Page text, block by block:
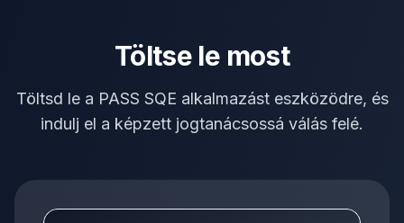
Töltse le most
Töltsd le a PASS SQE alkalmazást eszközödre, és
indulj el a képzett jogtanácsossá válás felé.